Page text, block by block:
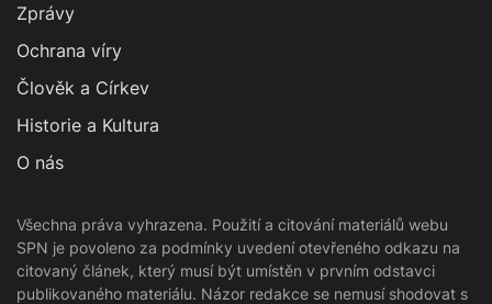
Zprávy
Ochrana víry
Člověk a Církev
Historie a Kultura
O nás
Všechna práva vyhrazena. Použití a citování materiálů webu
SPN je povoleno za podmínky uvedení otevřeného odkazu na
citovaný článek, který musí být umístěn v prvním odstavci
publikovaného materiálu. Názor redakce se nemusí shodovat s